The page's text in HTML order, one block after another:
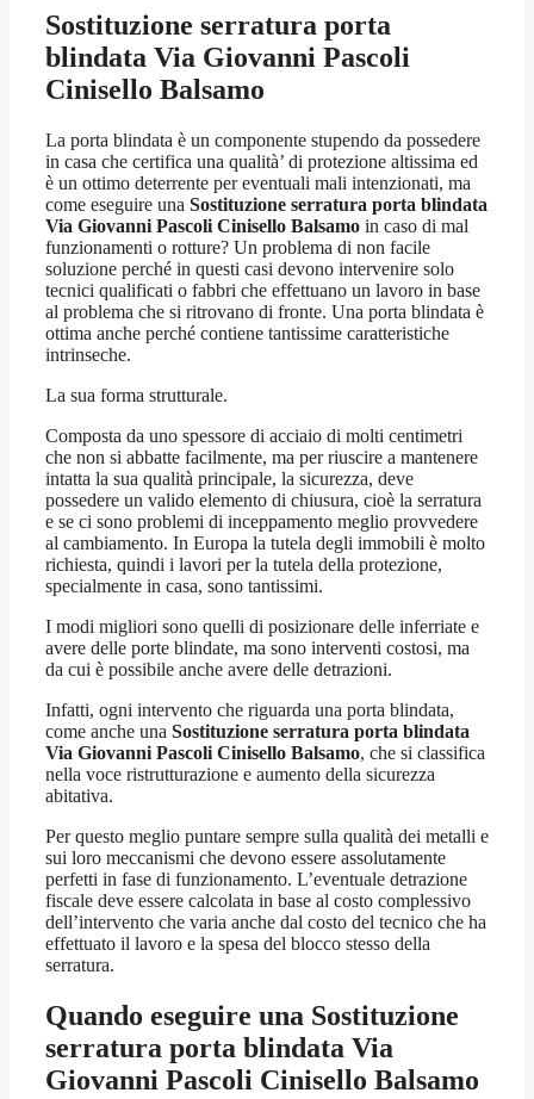
Sostituzione serratura porta
blindata Via Giovanni Pascoli
Cinisello Balsamo
La porta blindata è un componente stupendo da possedere
in casa che certifica una qualità’ di protezione altissima ed
è un ottimo deterrente per eventuali mali intenzionati, ma
come eseguire una Sostituzione serratura porta blindata
Via Giovanni Pascoli Cinisello Balsamo in caso di mal
funzionamenti o rotture? Un problema di non facile
soluzione perché in questi casi devono intervenire solo
tecnici qualificati o fabbri che effettuano un lavoro in base
al problema che si ritrovano di fronte. Una porta blindata è
ottima anche perché contiene tantissime caratteristiche
intrinseche.
La sua forma strutturale.
Composta da uno spessore di acciaio di molti centimetri
che non si abbatte facilmente, ma per riuscire a mantenere
intatta la sua qualità principale, la sicurezza, deve
possedere un valido elemento di chiusura, cioè la serratura
e se ci sono problemi di inceppamento meglio provvedere
al cambiamento. In Europa la tutela degli immobili è molto
richiesta, quindi i lavori per la tutela della protezione,
specialmente in casa, sono tantissimi.
I modi migliori sono quelli di posizionare delle inferriate e
avere delle porte blindate, ma sono interventi costosi, ma
da cui è possibile anche avere delle detrazioni.
Infatti, ogni intervento che riguarda una porta blindata,
come anche una Sostituzione serratura porta blindata
Via Giovanni Pascoli Cinisello Balsamo, che si classifica
nella voce ristrutturazione e aumento della sicurezza
abitativa.
Per questo meglio puntare sempre sulla qualità dei metalli e
sui loro meccanismi che devono essere assolutamente
perfetti in fase di funzionamento. L’eventuale detrazione
fiscale deve essere calcolata in base al costo complessivo
dell’intervento che varia anche dal costo del tecnico che ha
effettuato il lavoro e la spesa del blocco stesso della
serratura.
Quando eseguire una Sostituzione
serratura porta blindata Via
Giovanni Pascoli Cinisello Balsamo